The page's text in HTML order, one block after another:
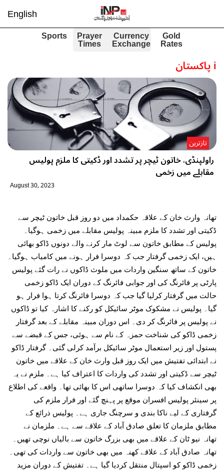
English
Gold
Rates
Currency
Exchange
Prayer
Times
Sports
iپاکستان
راولپنڈی، خاتون ٹیچر پر تشدد اور ڈکیتی کا ملزم پولیس
مقابلے میں زخمی
تازترین
August 30, 2023
تھانہ وارث خان کے علاقہ حکمداد میں دو روز قبل خاتون ٹیچر سے
ڈکیتی اور تشدد کا ملزم مبینہ پولیس مقابلے میں زخمی ہوگیا۔
پولیس کے مطابق خاتون سے لوٹ مار کرنے والے دونوں ڈاکو بھائی
ہیں، ایک زخمی گرفتار جب کہ دوسرا فرار ہونے میں کامیاب ہوگیا۔
خاتون کے ساتھ سنگین واردات میں ملوث ڈاکوں نے رات گئے پولیس
پارٹی پر فائرنگ کی اور جوابی فائرنگ کے دوران ایک ڈاکو زخمی
حالت میں گرفتار کرلیا گیا جب کہ دوسرا فائرنگ کرتا ہوا فرار ہو
گیا۔ پولیس نے مشکوک موٹر سائیکل کو رکنے کا اشارہ کیا تو ڈاکوں
نے پولیس پر فائرنگ کر دی۔ اس دوران مبینہ مقابلے کے بعد گرفتار
زخمی ڈاکو کی شناخت حمزہ کے نام سے ہوئی، جس کے قبضے سے
پستول اور زیر استعمال موٹر سائیکل برآمد کرلی گئی۔ گرفتار ڈاکو
نے ابتدائی تفتیش میں ایک روز قبل وارث خان کے علاقے میں خاتون
ٹیچر سے ڈکیتی اور تشدد کی واردات کا اعتراف کیا ہے۔ ملزم نے یہ
بھی انکشاف کیا کہ دوسرا ساتھی اس کا بھائی تھا۔ واقعے کی اطلاع
پر سینئر پولیس افسران موقع پر پہنچ گئے اور فرار ملزم کی
گرفتاری کے لیے ناکا بندی و سرچنگ جاری ہے۔ پولیس ذرائع کے
مطابق ملزمان کا تعلق صادق آباد کے علاقے سے ہے۔ ملزمان نے
تھانہ نیو ٹان کے علاقے میں بھی بزرگ خاتون سے بالیاں نوچی تھیں۔
تھانہ صادق آباد کے علاقے کھنہ میں بھی خاتون سے واردات کی تھی۔
زخمی ڈاکو کو اسپتال منتقل کردیا گیا ہے۔ تفتیش کے دوران مزید